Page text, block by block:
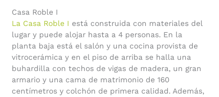
Casa Roble I
La Casa Roble I está construida con materiales del
lugar y puede alojar hasta a 4 personas. En la
planta baja está el salón y una cocina provista de
vitrocerámica y en el piso de arriba se halla una
buhardilla con techos de vigas de madera, un gran
armario y una cama de matrimonio de 160
centímetros y colchón de primera calidad. Además,